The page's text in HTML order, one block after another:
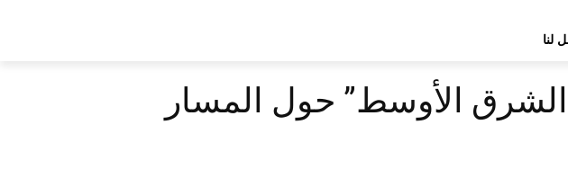
لنا
الأوسط” حول المسار